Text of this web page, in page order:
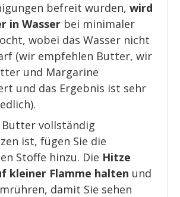
befreit wurden, wird
in Wasser bei minimaler
wobei das Wasser nicht
(wir empfehlen Butter, wir
und Margarine
und das Ergebnis ist sehr
Butter vollständig
ist, fügen Sie die
Stoffe hinzu. Die Hitze
kleiner Flamme halten und
damit Sie sehen